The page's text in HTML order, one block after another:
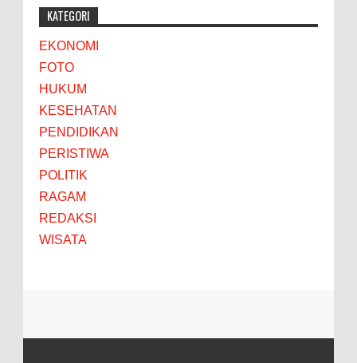
KATEGORI
EKONOMI
FOTO
HUKUM
KESEHATAN
PENDIDIKAN
PERISTIWA
POLITIK
RAGAM
REDAKSI
WISATA